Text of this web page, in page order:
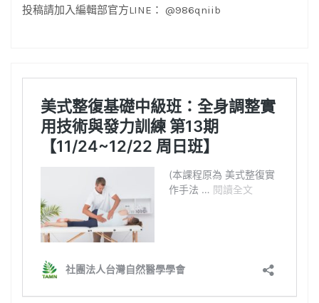
投稿請加入編輯部官方LINE： @986qniib